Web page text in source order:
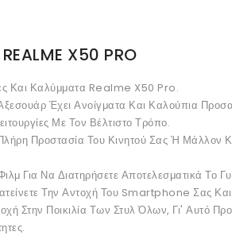
X50 PRO
Και Καλύμματα Realme X50 Pro.
Έχει Ανοίγματα Και Καλούπια
Με Τον Βέλτιστο Τρόπο.
Προστασία Του Κινητού Σας Ή Μάλλον
Για Να Διατηρήσετε Αποτελεσματικά
Την Αντοχή Του Smartphone Σας
Στην Ποικιλία Των Στυλ Όλων, Γι' Αυτό